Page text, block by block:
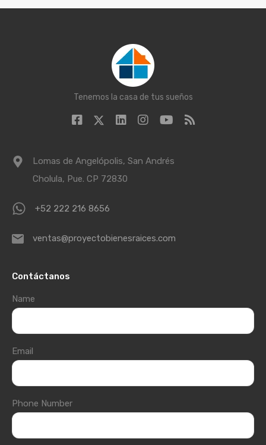
Tenemos la casa de tus sueños
Lomas de Angelópolis, San Andrés
Cholula, Pue. CP 72830
+52 222 216 8656
ventas@proyectobienesraices.com
Contáctanos
Name
Email
Phone Number